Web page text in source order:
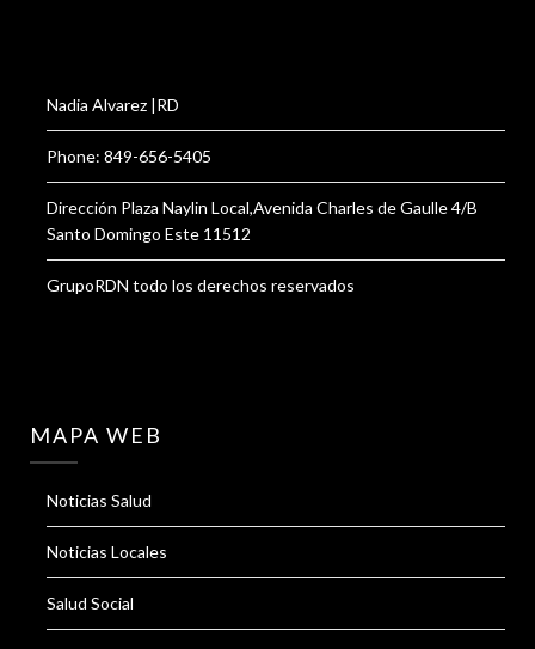
Nadia Alvarez |RD
Phone: 849-656-5405
Dirección Plaza Naylin Local,Avenida Charles de Gaulle 4/B
Santo Domingo Este 11512
GrupoRDN todo los derechos reservados
MAPA WEB
Noticias Salud
Noticias Locales
Salud Social